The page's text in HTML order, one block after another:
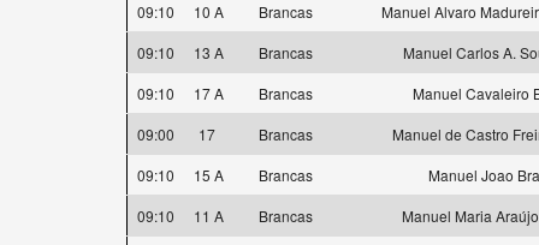
09:10
10 A Brancas
Manuel Alvaro
09:10
13 A Brancas
Manuel Carlos A.
09:10
17 A Brancas
Manuel Cavaleiro
09:00
17 Brancas
Manuel de Castro
09:10
15 A Brancas
Manuel Joao
09:10
11 A Brancas Manuel Maria